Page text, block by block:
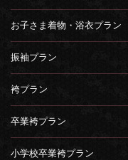
お子さま着物・浴衣プラン
振袖プラン
袴プラン
卒業袴プラン
小学校卒業袴プラン